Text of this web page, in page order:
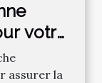
votre
assurer la